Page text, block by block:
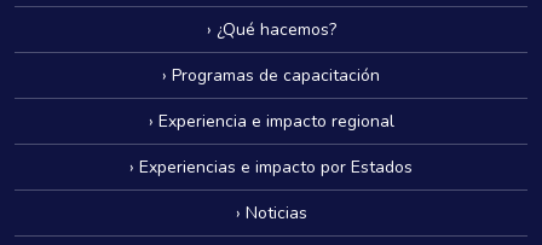
› ¿Qué hacemos?
› Programas de capacitación
› Experiencia e impacto regional
› Experiencias e impacto por Estados
› Noticias